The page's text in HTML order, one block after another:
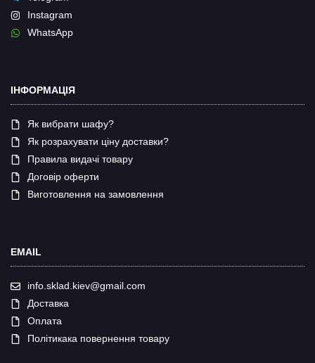
Instagram
WhatsApp
ІНФОРМАЦІЯ
Як вибрати шафу?
Як розрахувати ціну доставки?
Правила видачі товару
Договір оферти
Виготовлення на замовлення
EMAIL
info.sklad.kiev@gmail.com
Доставка
Оплата
Політикака повернення товару